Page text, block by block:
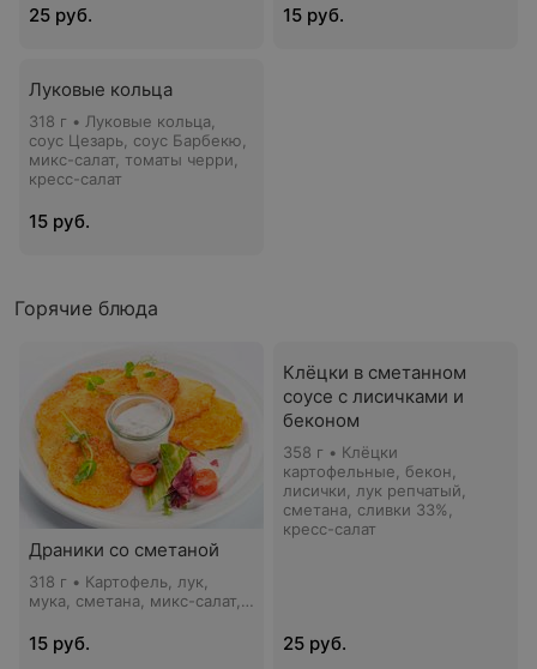
баклажаном и перцем (2
шт), дамплинги с тофу и
соус сладкий Чили
25 руб. 15 руб.
Луковые кольца
318 г • Луковые кольца,
соус Цезарь, соус Барбекю,
микс-салат, томаты черри,
кресс-салат
15 руб.
Горячие блюда
Драники со сметаной
318 г • Картофель, лук,
мука, сметана, микс-салат,
15 руб.
Клёцки в сметанном
соусе с лисичками и
беконом
358 г • Клёцки
картофельные, бекон,
лисички, лук репчатый,
сметана, сливки 33%,
кресс-салат
25 руб.